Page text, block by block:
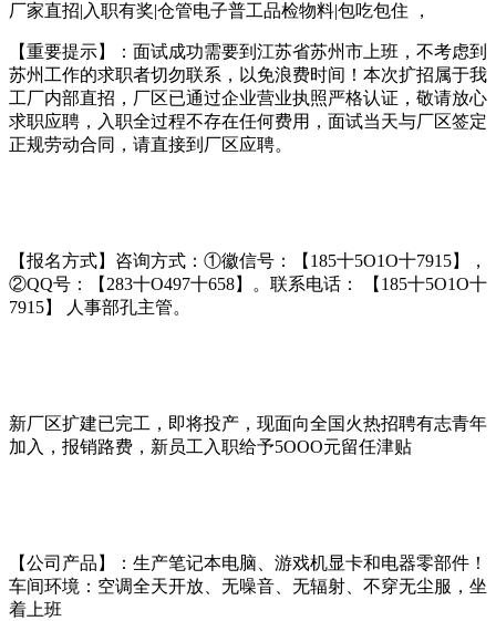
厂家直招|入职有奖|仓管电子普工品检物料|包吃包住 ，
【重要提示】：面试成功需要到江苏省苏州市上班，不考虑到
苏州工作的求职者切勿联系，以免浪费时间！本次扩招属于我
工厂内部直招，厂区已通过企业营业执照严格认证，敬请放心
求职应聘，入职全过程不存在任何费用，面试当天与厂区签定
正规劳动合同，请直接到厂区应聘。
【报名方式】咨询方式：①徽信号：【185十5O1O十7915】，
②QQ号：【283十O497十658】。联系电话： 【185十5O1O十
7915】 人事部孔主管。
新厂区扩建已完工，即将投产，现面向全国火热招聘有志青年
加入，报销路费，新员工入职给予5OOO元留任津贴
【公司产品】：生产笔记本电脑、游戏机显卡和电器零部件！
车间环境：空调全天开放、无噪音、无辐射、不穿无尘服，坐
着上班